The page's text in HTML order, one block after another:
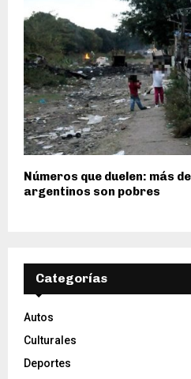
Números que duelen: más
argentinos son pobres
Categorías
Autos
Culturales
Deportes